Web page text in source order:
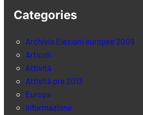
Categories
Archivio Elezioni europee 2009
Articoli
Attività
Attività pre 2013
Europa
Informazione